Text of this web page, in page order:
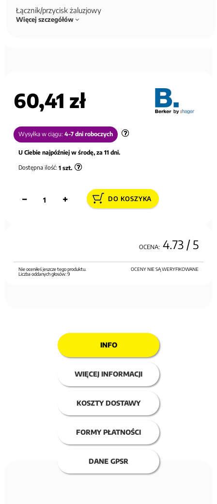
Łącznik/przycisk żaluzjowy
Więcej szczegółów
60,41 zł
Wysyłka w ciągu: 4-7 dni roboczych
U Ciebie najpóźniej w środę, za 11 dni.
Dostępna ilość: 1 szt.
DO KOSZYKA
OCENA: 4.73 / 5
OCENY NIE SĄ WERYFIKOWANE
Nie oceniłeś jeszcze tego produktu.
Liczba oddanych głosów:9
INFO
WIĘCEJ INFORMACJI
KOSZTY DOSTAWY
FORMY PŁATNOŚCI
DANE GPSR